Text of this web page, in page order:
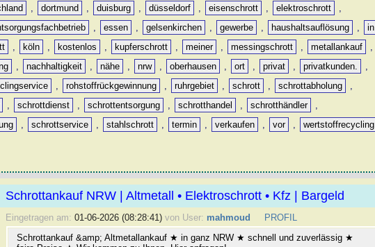
, dortmund , duisburg , düsseldorf , eisenschrott , elektroschrott
,
, essen , gelsenkirchen , gewerbe , haushaltsauflösung ,
in
, köln , kostenlos , kupferschrott , meiner , messingschrott , metallankauf
,
, nachhaltigkeit , nähe , nrw , oberhausen , ort , privat , privatkunden.
,
, rohstoffrückgewinnung , ruhrgebiet , schrott , schrottabholung
,
, schrottdienst , schrottentsorgung , schrotthandel , schrotthändler
,
, schrottservice , stahlschrott , termin , verkaufen , vor ,
wertstoffrecycling
Schrottankauf NRW | Altmetall • Elektroschrott • Kfz | Bargeld
Eingetragen am: 01-06-2026 (08:28:41) von User: mahmoud
PROFIL
Schrottankauf &amp; Altmetallankauf ★ in ganz NRW ★ schnell und zuverlässig ★